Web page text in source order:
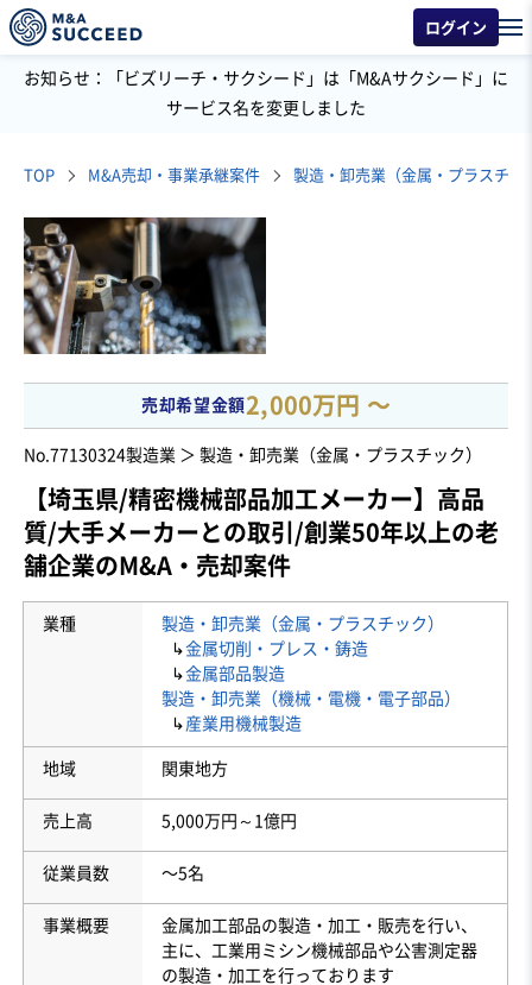
ログイン
お知らせ：「ビズリーチ・サクシード」は「M&Aサクシード」に
サービス名を変更しました
TOP M&A売却・事業承継案件 製造・卸売業（金属・プラスチッ
売却希望金額2,000万円 〜
No.77130324製造業 ＞ 製造・卸売業（金属・プラスチック）
【埼玉県/精密機械部品加工メーカー】高品
質/大手メーカーとの取引/創業50年以上の老
舗企業のM&A・売却案件
業種
製造・卸売業（金属・プラスチック）
↳金属切削・プレス・鋳造
↳金属部品製造
製造・卸売業（機械・電機・電子部品）
↳ 産業用機械製造
地域 関東地方
売上高 5,000万円～1億円
従業員数 〜5名
事業概要
金属加工部品の製造・加工・販売を行い、
主に、工業用ミシン機械部品や公害測定器
の製造・加工を行っております